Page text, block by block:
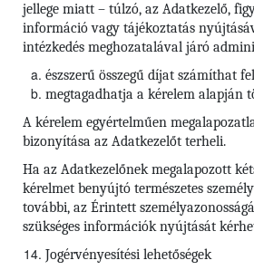
jellege miatt – túlzó, az Adatkezelő,
információ vagy tájékoztatás
intézkedés meghozatalával járó
észszerű összegű díjat számíthat
megtagadhatja a kérelem alapján
A kérelem egyértelműen
bizonyítása az Adatkezelőt terheli.
Ha az Adatkezelőnek megalapozott
kérelmet benyújtó természetes
további, az Érintett
szükséges információk nyújtását
Jogérvényesítési lehetőségek